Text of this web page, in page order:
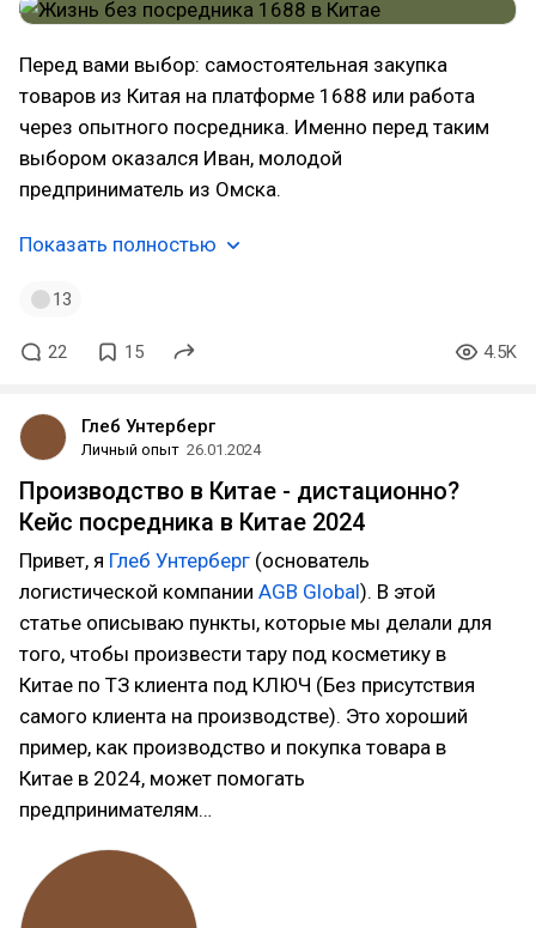
Перед вами выбор: самостоятельная закупка
товаров из Китая на платформе 1688 или работа
через опытного посредника. Именно перед таким
выбором оказался Иван, молодой
предприниматель из Омска.
Показать полностью
13
22 15 4.5K
Глеб Унтерберг
Личный опыт 26.01.2024
Производство в Китае - дистационно?
Кейс посредника в Китае 2024
Привет, я Глеб Унтерберг (основатель
логистической компании AGB Global). В этой
статье описываю пункты, которые мы делали для
того, чтобы произвести тару под косметику в
Китае по ТЗ клиента под КЛЮЧ (Без присутствия
самого клиента на производстве). Это хороший
пример, как производство и покупка товара в
Китае в 2024, может помогать
предпринимателям…